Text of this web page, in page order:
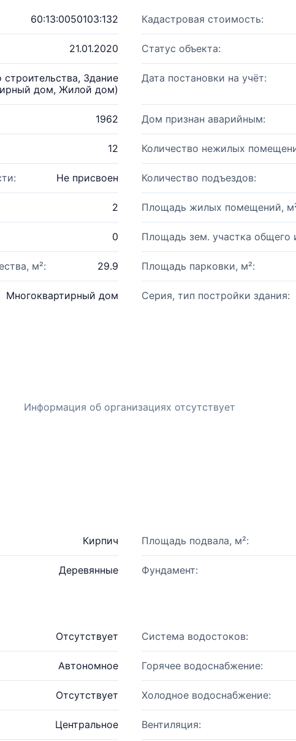
60:13:0050103:132 Кадастровая стоимость:
21.01.2020 Статус объекта:
строительства, Здание
дом, Жилой дом)
Дата постановки на учёт:
1962 Дом признан аварийным:
12 Количество нежилых
Не присвоен Количество подъездов:
2 Площадь жилых помещений,
0 Площадь зем. участка общего
м²: 29.9 Площадь парковки, м²:
Многоквартирный дом Серия, тип постройки здания:
Информация об организациях отсутствует
Кирпич Площадь подвала, м²:
Деревянные Фундамент:
Отсутствует Система водостоков:
Автономное Горячее водоснабжение:
Отсутствует Холодное водоснабжение:
Центральное Вентиляция: